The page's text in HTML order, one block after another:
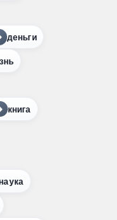
деньги
книга